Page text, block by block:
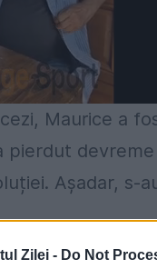
Zilei - Do Not
Maurice a
pierdut
Așadar, s-
a suferit